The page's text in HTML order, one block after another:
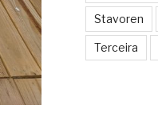
Stavoren
Terceira